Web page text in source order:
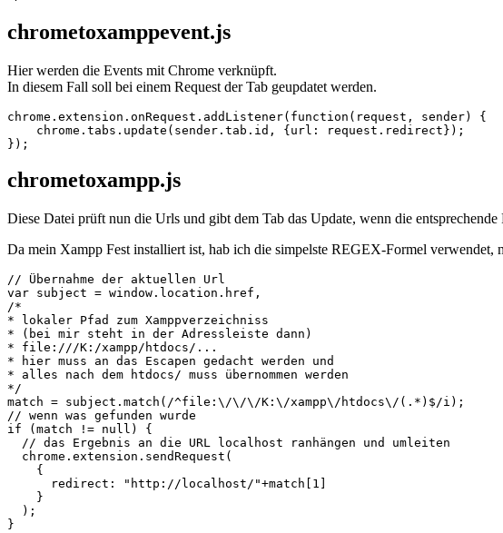
chrometoxamppevent.js
Hier werden die Events mit Chrome verknüpft.
In diesem Fall soll bei einem Request der Tab geupdatet werden.
chrome.extension.onRequest.addListener(function(request, sender) {
    chrome.tabs.update(sender.tab.id, {url: request.redirect});
});
chrometoxampp.js
Diese Datei prüft nun die Urls und gibt dem Tab das Update, wenn die
Da mein Xampp Fest installiert ist, hab ich die simpelste REGEX-Formel
// Übernahme der aktuellen Url
var subject = window.location.href,
/*
* lokaler Pfad zum Xamppverzeichniss
* (bei mir steht in der Adressleiste dann)
* file:///K:/xampp/htdocs/...
* hier muss an das Escapen gedacht werden und
* alles nach dem htdocs/ muss übernommen werden
*/
match = subject.match(/^file:\/\/\/K:\/xampp\/htdocs\/(.*)$/i);
// wenn was gefunden wurde
if (match != null) {
  // das Ergebnis an die URL localhost ranhängen und umleiten
  chrome.extension.sendRequest(
    {
      redirect: "http://localhost/"+match[1]
    }
  );
}